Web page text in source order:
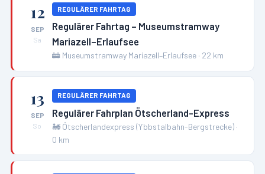
12
SEP
Sa
REGULÄRER FAHRTAG
Regulärer Fahrtag – Museumstramway
Mariazell–Erlaufsee
🚋 Museumstramway Mariazell–Erlaufsee · 22 km
13
SEP
So
REGULÄRER FAHRTAG
Regulärer Fahrplan Ötscherland-Express
🚂 Ötscherlandexpress (Ybbstalbahn-Bergstrecke) ·
0 km